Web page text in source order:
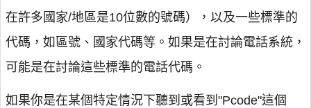
在許多國家/地區是10位數的號碼），以及一些標準的
代碼，如區號、國家代碼等。如果是在討論電話系統，
可能是在討論這些標準的電話代碼。
如果你是在某個特定情況下聽到或看到"Pcode"這個